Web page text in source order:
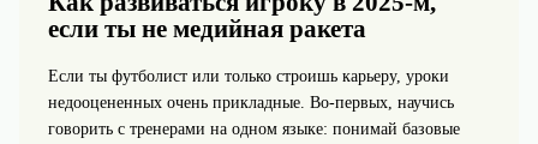
если ты не медийная ракета
Если ты футболист или только строишь карьеру, уроки
недооцененных очень прикладные. Во‑первых, научись
говорить с тренерами на одном языке: понимай базовые